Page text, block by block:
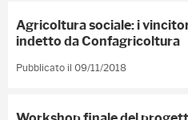
Agricoltura sociale: i
indetto da Confagricoltura
Pubblicato il 09/11/2018